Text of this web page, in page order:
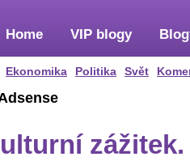
Home
Ekonomika Politika Svět
VIP blogy
zážitek.